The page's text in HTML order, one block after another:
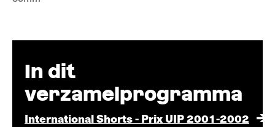
In dit
verzamelprogramma
International Shorts - Prix UIP 2001-2002